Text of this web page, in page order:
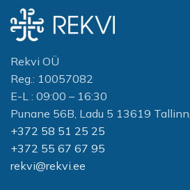
kogus vahendit lapse kehale
või niisketele juustele, kergelt
masseerige ja peske maha
alates 0+ eluaastast. Vältige
sattumisel pesta rohke
veega.
Rekvi OÜ
Reg.: 10057082
E-L : 09:00 – 16:30
Punane 56B, Ladu 5 13619
+372 58 51 25 25
+372 55 67 67 95
rekvi@rekvi.ee